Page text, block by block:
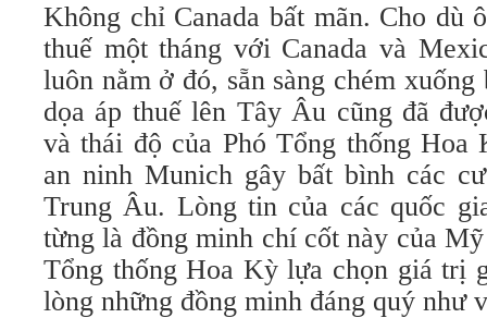
Không chỉ Canada bất mãn. Cho dù
thuế một tháng với Canada và
luôn nằm ở đó, sẵn sàng chém
dọa áp thuế lên Tây Âu cũng đã
và thái độ của Phó Tổng thống Hoa
an ninh Munich gây bất bình các
Trung Âu. Lòng tin của các quốc
từng là đồng minh chí cốt này của
Tổng thống Hoa Kỳ lựa chọn giá trị
lòng những đồng minh đáng quý như